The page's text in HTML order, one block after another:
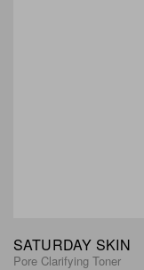
SATURDAY SKIN
Pore Clarifying Toner